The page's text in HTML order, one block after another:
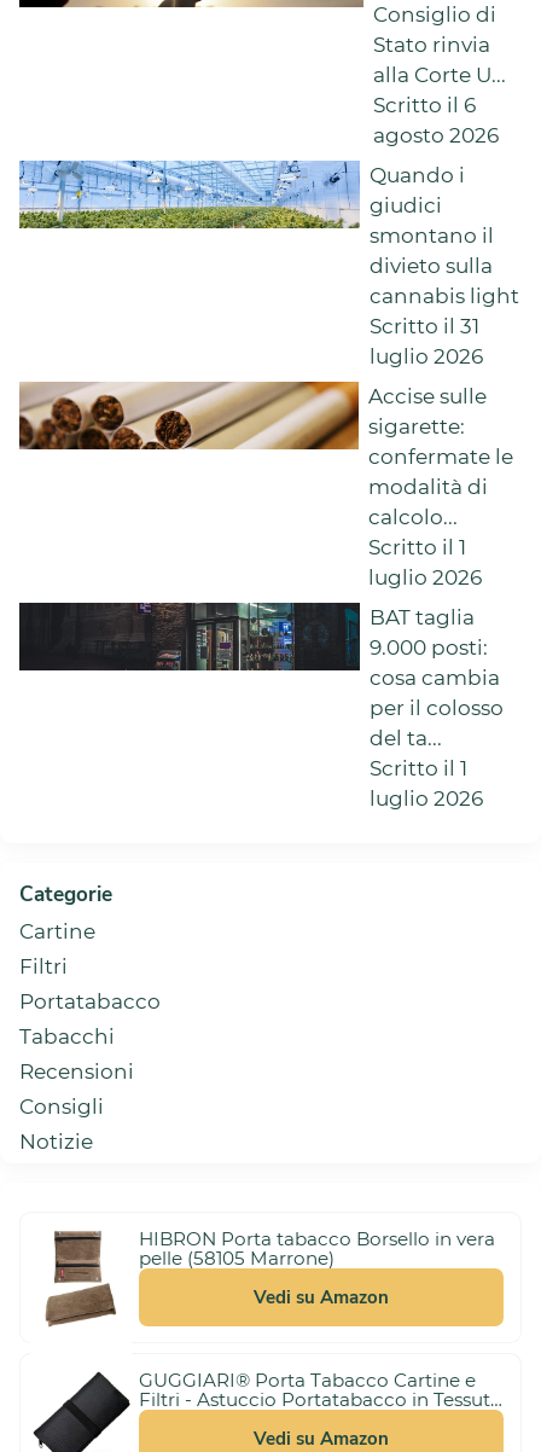
Consiglio di
Stato rinvia
alla Corte U...
Scritto il 6
agosto 2026
Quando i
giudici
smontano il
divieto sulla
cannabis light
Scritto il 31
luglio 2026
Accise sulle
sigarette:
confermate le
modalità di
calcolo...
Scritto il 1
luglio 2026
BAT taglia
9.000 posti:
cosa cambia
per il colosso
del ta...
Scritto il 1
luglio 2026
Categorie
Cartine
Filtri
Portatabacco
Tabacchi
Recensioni
Consigli
Notizie
10,99 €
3,00 €
(21%)
HIBRON Porta tabacco Borsello in vera
pelle (58105 Marrone)
Vedi su Amazon
GUGGIARI® Porta Tabacco Cartine e
Filtri - Astuccio Portatabacco in Tessuto
Realizzato a Mano - Porta Tabacco
Donna/Uomo (Pindot - Black)
Vedi su Amazon